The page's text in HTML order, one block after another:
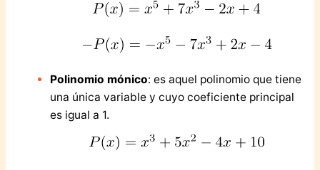
Polinomio mónico: es aquel polinomio que tiene
una única variable y cuyo coeficiente principal
es igual a 1.